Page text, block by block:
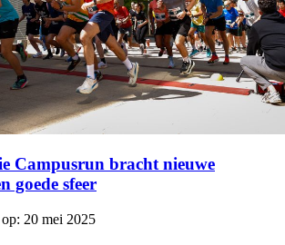
Campusrun bracht nieuwe
goede sfeer
20 mei 2025